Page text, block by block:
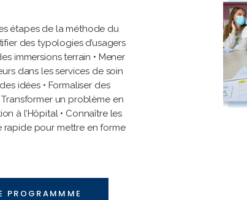
étapes de la méthode du
des typologies d’usagers
immersions terrain • Mener
dans les services de soin
idées • Formaliser des
un problème en
à l’Hôpital • Connaître les
pour mettre en forme
PROGRAMMME